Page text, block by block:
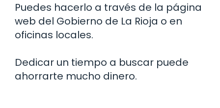
Puedes hacerlo a través de la página
web del Gobierno de La Rioja o en
oficinas locales.
Dedicar un tiempo a buscar puede
ahorrarte mucho dinero.